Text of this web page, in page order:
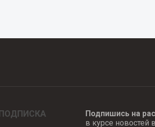
ПОДПИСКА Подпишись на
в курсе новостей